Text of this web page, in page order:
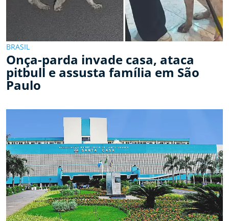
BRASIL
Onça-parda invade casa, ataca
pitbull e assusta família em São
Paulo